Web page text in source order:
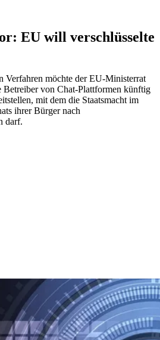
EU will verschlüsselte
Verfahren möchte der EU-Ministerrat
Betreiber von Chat-Plattformen künftig
mit dem die Staatsmacht im
ihrer Bürger nach
darf.